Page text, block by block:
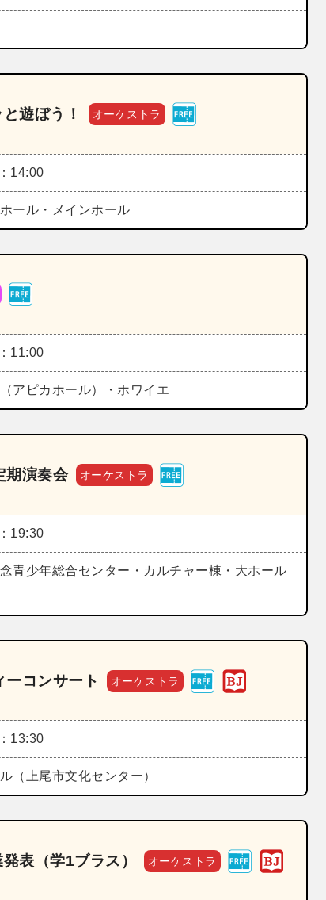
遊ぼう！ オーケストラ
14:00
ール・メインホール
11:00
アピカホール）・ホワイエ
期演奏会 オーケストラ
19:30
青少年総合センター・カルチャー棟・大ホール
コンサート オーケストラ
13:30
（上尾市文化センター）
表（学1ブラス） オーケストラ